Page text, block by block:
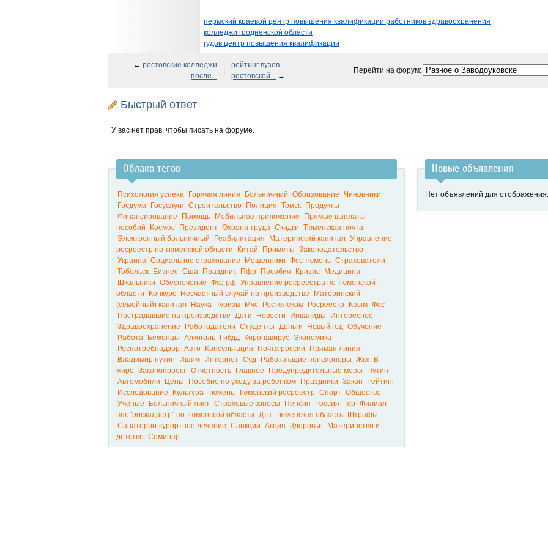
пермский краевой центр повышения квалификации работников здравоохранения
колледжи гродненской области
гудов центр повышения квалификации
← ростовские колледжи
после...
рейтинг вузов
ростовской... →
Перейти на форум:
Быстрый ответ
У вас нет прав, чтобы писать на форуме.
Облако тегов
Психология успеха Горячая линия Больничный Образование
Чиновники
Госдума
Госуслуги Строительство Полиция Томск
Продукты
Финансирование
Помощь Мобильное приложение
Прямые выплаты
пособий
Космос Президент Охрана труда Скидки Тюменская почта
Электронный больничный
Реабилитация Материнский капитал Управление
росреестр по тюменской области
Китай Приметы Законодательство
Украина Социальное страхование Мошенники Фсс тюмень Страхователи
Тобольск
Бизнес Сша Праздник Пфр Пособия Кризис
Медицина
Школьники Обеспечение Фсс рф Управление росреестра по тюменской
области
Конкурс Несчастный случай на производстве
Материнский
(семейный) капитал
Наука Туризм Мчс Ростелеком Росреестр Крым Фсс
Пострадавшие на производстве Дети Новости Инвалиды
Интересное
Здравоохранение
Работодатели Студенты Деньги Новый год Обучение
Работа
Беженцы Алкоголь Гибдд Коронавирус Экономика
Роспотребнадзор Авто Консультация Почта россии
Прямая линия
Владимир путин
Ишим Интернет Суд Работающие пенсионеры Жкх
В
мире Законопроект Отчетность Главное Предупредительные меры
Путин
Автомобили
Цены Пособие по уходу за ребенком Праздники Закон
Рейтинг
Исследование
Культура Тюмень Тюменский росреестр Спорт Общество
Ученые
Больничный лист Страховые взносы Пенсия Россия Тср Филиал
ппк "роскадастр" по тюменской области Дтп Тюменская область
Штрафы
Санаторно-курортное лечение Санкции Акция Здоровье
Материнство и
детство Семинар
Новые объявления
Нет объявлений для отображения.